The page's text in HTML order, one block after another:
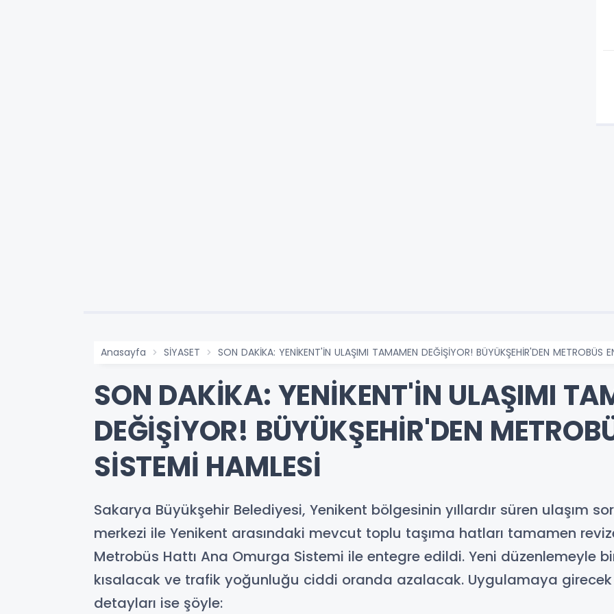
Anasayfa SİYASET SON DAKİKA: YENİKENT'İN ULAŞIMI TAMAMEN DEĞİŞİYOR! BÜYÜKŞEHİR'DEN METROBÜS
SON DAKİKA: YENİKENT'İN ULAŞIMI
DEĞİŞİYOR! BÜYÜKŞEHİR'DEN
SİSTEMİ HAMLESİ
Sakarya Büyükşehir Belediyesi, Yenikent bölgesinin yıllardır süren ulaşım
merkezi ile Yenikent arasındaki mevcut toplu taşıma hatları tamamen
Metrobüs Hattı Ana Omurga Sistemi ile entegre edildi. Yeni düzenlemeyle
kısalacak ve trafik yoğunluğu ciddi oranda azalacak. Uygulamaya
detayları ise şöyle: